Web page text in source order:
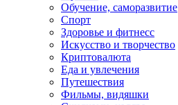
Обучение, саморазвитие
Спорт
Здоровье и фитнесс
Искусство и творчество
Криптовалюта
Еда и увлечения
Путешествия
Фильмы, видяшки